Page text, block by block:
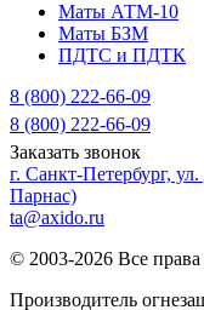
Маты АТМ-10
Маты БЗМ
ПДТС и ПДТК
8 (800) 222-66-09
8 (800) 222-66-09
Заказать звонок
г. Санкт-Петербург,
Парнас)
ta@axido.ru
© 2003-2026 Все
Производитель